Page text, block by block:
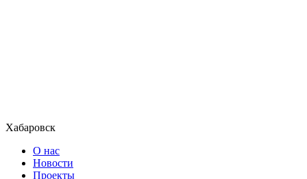
Хабаровск
О нас
Новости
Проекты